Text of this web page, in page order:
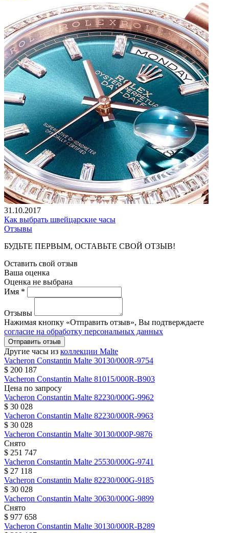
31.10.2017
Как выбрать швейцарские часы
Отзывы
БУДЬТЕ ПЕРВЫМ, ОСТАВЬТЕ СВОЙ ОТЗЫВ!
Оставить свой отзыв
Ваша оценка
Оценка не выбрана
Имя *
Отзывы
Нажимая кнопку «Отправить отзыв», Вы подтверждаете
согласие на обработку персональных данных
Отправить отзыв
Другие часы из коллекции Malte
Vacheron Constantin Malte 30130/000R-9754
$ 200 187
Vacheron Constantin Malte 81015/000R-B903
Цена по запросу
Vacheron Constantin Malte 82230/000G-9962
$ 30 028
Vacheron Constantin Malte 82230/000R-9963
$ 30 028
Vacheron Constantin Malte 30130/000P-9876
Снято
$ 251 747
Vacheron Constantin Malte 25530/000G-9741
$ 27 118
Vacheron Constantin Malte 82230/000G-9185
$ 30 028
Vacheron Constantin Malte 30630/000G-9899
Снято
$ 977 658
Vacheron Constantin Malte 30130/000R-B289